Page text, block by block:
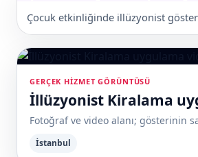
Çocuk etkinliğinde illüzyonist
GERÇEK HIZMET GÖRÜNTÜSÜ
İllüzyonist Kiralama
Fotoğraf ve video alanı; gösterinin
İstanbul